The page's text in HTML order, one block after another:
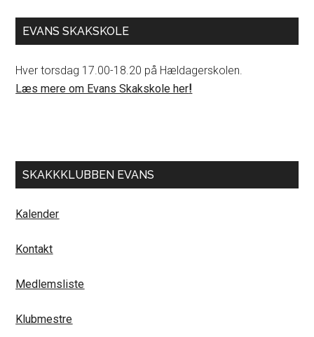
EVANS SKAKSKOLE
Hver torsdag 17.00-18.20 på Hældagerskolen.
Læs mere om Evans Skakskole her!
SKAKKKLUBBEN EVANS
Kalender
Kontakt
Medlemsliste
Klubmestre